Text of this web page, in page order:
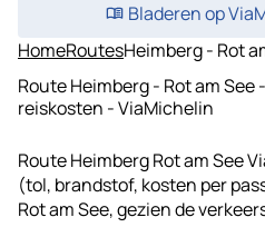
Bladeren op
HomeRoutesHeimberg - Rot
Route Heimberg - Rot am
reiskosten - ViaMichelin
Route Heimberg Rot am See
(tol, brandstof, kosten per
Rot am See, gezien de